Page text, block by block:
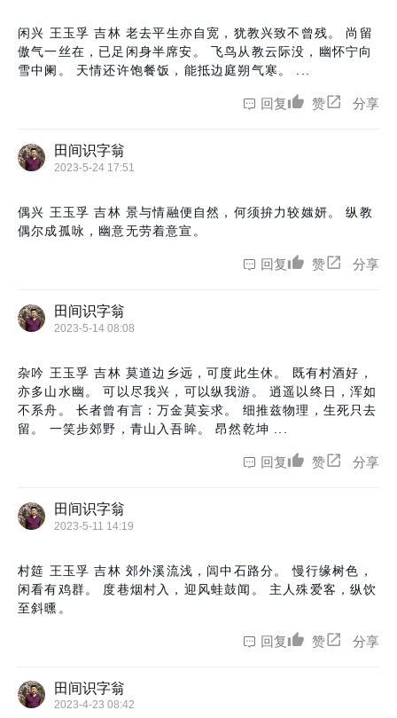
闲兴 王玉孚 吉林 老去平生亦自宽，犹教兴致不曾残。 尚留
傲气一丝在，已足闲身半席安。 飞鸟从教云际没，幽怀宁向
雪中阑。 天情还许饱餐饭，能抵边庭朔气寒。 ...
回复 赞 分享
田间识字翁
2023-5-24 17:51
偶兴 王玉孚 吉林 景与情融便自然，何须拚力较媸妍。 纵教
偶尔成孤咏，幽意无劳着意宣。
回复 赞 分享
田间识字翁
2023-5-14 08:08
杂吟 王玉孚 吉林 莫道边乡远，可度此生休。 既有村酒好，
亦多山水幽。 可以尽我兴，可以纵我游。 逍遥以终日，浑如
不系舟。 长者曾有言：万金莫妄求。 细推兹物理，生死只去
留。 一笑步郊野，青山入吾眸。 昂然乾坤 ...
回复 赞 分享
田间识字翁
2023-5-11 14:19
村筵 王玉孚 吉林 郊外溪流浅，闾中石路分。 慢行缘树色，
闲看有鸡群。 度巷烟村入，迎风蛙鼓闻。 主人殊爱客，纵饮
至斜曛。
回复 赞 分享
田间识字翁
2023-4-23 08:42